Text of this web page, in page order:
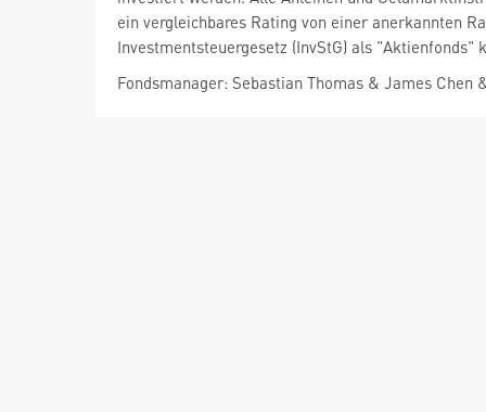
ein vergleichbares Rating von einer anerkannten
Investmentsteuergesetz (InvStG) als "Aktienfonds"
Fondsmanager: Sebastian Thomas & James Chen